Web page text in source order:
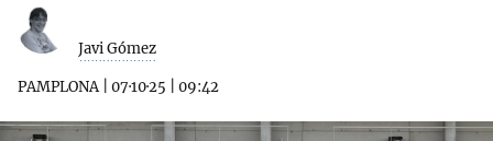
Javi Gómez
PAMPLONA| 07·10·25 09:42